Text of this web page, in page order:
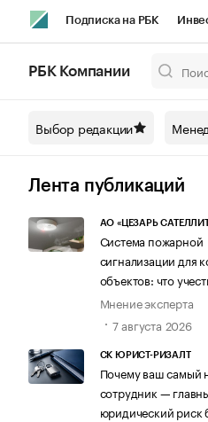
Подписка на РБК
Спецпроекты СПб
Технологии и медиа
РБК Компании
Выбор редакции
Лента публикаций
АО «ЦЕЗАРЬ
Система пожарной
сигнализации для
объектов: что
Мнение эксперта
7 августа 2026
СК ЮРИСТ-РИЗАЛТ
Почему ваш самый
сотрудник —
юридический риск